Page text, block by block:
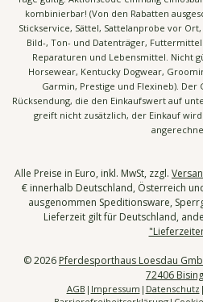
kombinierbar! (Von den Rabatten
Stickservice, Sättel, Sattelanprobe vor
Bild-, Ton- und Datenträger,
Reparaturen und Lebensmittel. Nicht
Horsewear, Kentucky Dogwear,
Garmin, Prestige und Flexineb).
Rücksendung, die den Einkaufswert auf
greift nicht zusätzlich, der Einkauf
Alle Preise in Euro, inkl. MwSt, zzgl.
€ innerhalb Deutschland, Österreich
ausgenommen Speditionsware,
Lieferzeit gilt für Deutschland,
© 2026 Pferdesporthaus Loesdau
72406
AGB Impressum Datenschutz